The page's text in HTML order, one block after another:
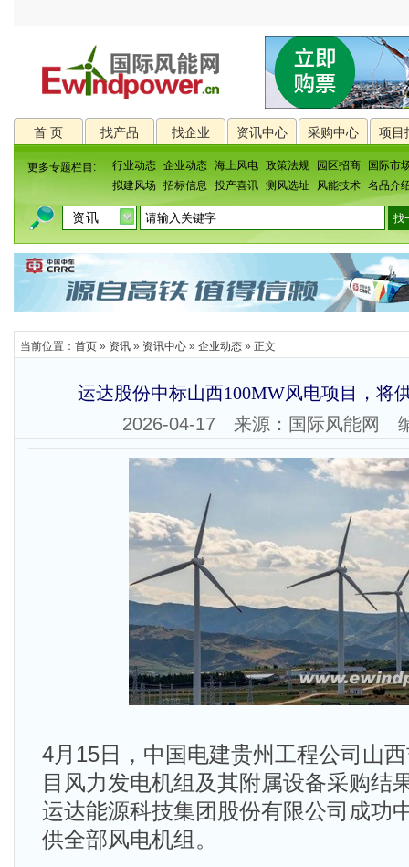
首 页 找产品 找企业 资讯中心 采购中心 项目
更多专题栏目: 行业动态 企业动态 海上风电 政策法规 园区招商
国际市
拟建风场
招标信息 投产喜讯 测风选址 风能技术 名品介
当前位置： 首页 » 资讯 » 资讯中心 » 企业动态 » 正文
运达股份中标山西100MW风电项目，将
2026-04-17 来源：国际风能网
4月15日，中国电建贵州工程公司山
目风力发电机组及其附属设备采购结
运达能源科技集团股份有限公司成功
供全部风电机组。